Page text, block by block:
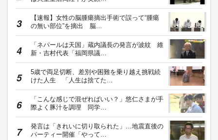
【速報】女性の脳腫瘍摘出手術で誤って“腫瘍
の無い部位”を摘出 脳…
「ネパールは天国」蔵内議長の発言が波紋 維
新・吉村代表「福岡県議…
5歳で両足切断、差別や困難を乗り越え挑戦続
けた人生 「人生は捨てた…
「こんな感じで混ぜればいい？」悠仁さまが手
際よく豚汁を調理 同学…
発言は「きれいに切り取られた」…地震直後の
パーティー開催「やって…